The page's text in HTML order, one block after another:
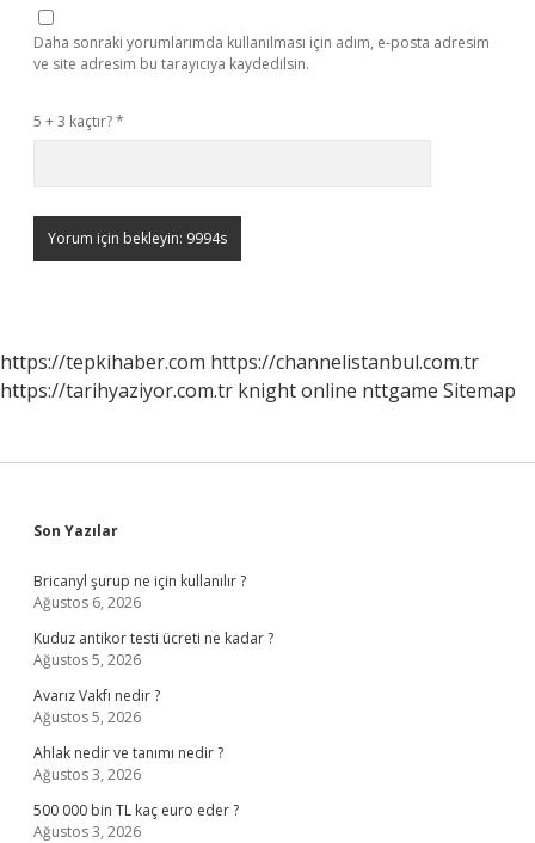
Daha sonraki yorumlarımda kullanılması için adım, e-posta adresim
ve site adresim bu tarayıcıya kaydedilsin.
5 + 3 kaçtır?*
https://tepkihaber.com https://channelistanbul.com.tr
https://tarihyaziyor.com.tr knight online nttgame Sitemap
Sidebar
Son Yazılar
Bricanyl şurup ne için kullanılır ?
Ağustos 6, 2026
Kuduz antikor testi ücreti ne kadar ?
Ağustos 5, 2026
Avarız Vakfı nedir ?
Ağustos 5, 2026
Ahlak nedir ve tanımı nedir ?
Ağustos 3, 2026
500 000 bin TL kaç euro eder ?
Ağustos 3, 2026